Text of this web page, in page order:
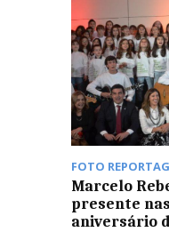
FOTO
Marcelo
presente
aniversário